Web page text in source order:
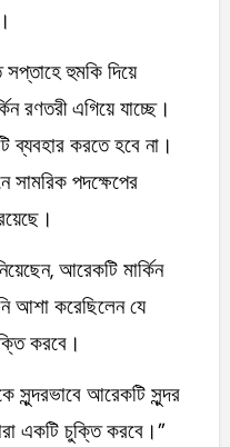
সপ্তাহে হুমকি দিয়ে
রণতরী এগিয়ে যাচ্ছে।
ব্যবহার করতে হবে না।
সামরিক পদক্ষেপের
আরেকটি মার্কিন
আশা করেছিলেন যে
করবে।
সুন্দরভাবে আরেকটি সুন্দর
একটি চুক্তি করবে।”